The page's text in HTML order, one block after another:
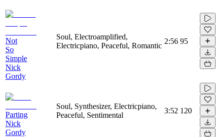
Not
So
Simple
Nick
Gordy
Soul, Electroamplified,
Electricpiano, Peaceful, Romantic
2:56 95
Parting
Nick
Gordy
Soul, Synthesizer, Electricpiano,
Peaceful, Sentimental
3:52 120